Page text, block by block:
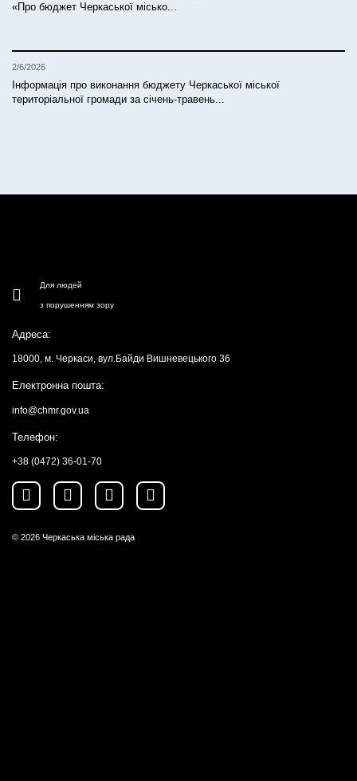
«Про бюджет Черкаської місько...
2/6/2026
Інформація про виконання бюджету Черкаської міської
територіальної громади за січень-травень...
Для людей
з порушенням зору
Адреса:
18000, м. Черкаси, вул.Байди Вишневецького 36
Електронна пошта:
info@chmr.gov.ua
Телефон:
+38 (0472) 36-01-70
© 2026 Черкаська міська рада